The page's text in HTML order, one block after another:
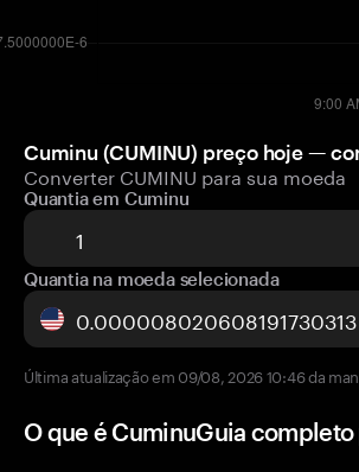
Cuminu (CUMINU) preço hoje —
Converter CUMINU para sua moeda
Quantia em Cuminu
Quantia na moeda selecionada
Última atualização em 09/08, 2026 10:46 da
O que é CuminuGuia completo